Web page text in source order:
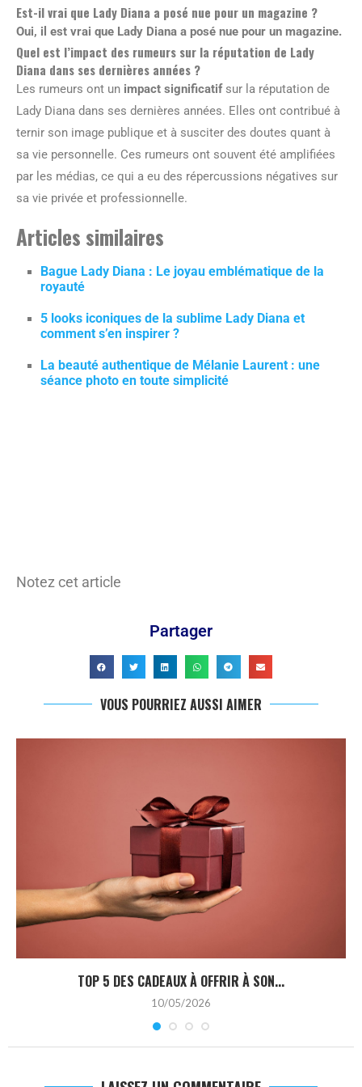
Est-il vrai que Lady Diana a posé nue pour un magazine ?
Oui, il est vrai que Lady Diana a posé nue pour un magazine.
Quel est l’impact des rumeurs sur la réputation de Lady
Diana dans ses dernières années ?
Les rumeurs ont un impact significatifsur la réputation de
Lady Diana dans ses dernières années. Elles ont contribué à
ternir son image publique et à susciter des doutes quant à
sa vie personnelle. Ces rumeurs ont souvent été amplifiées
par les médias, ce qui a eu des répercussions négatives sur
sa vie privée et professionnelle.
Articles similaires
Bague Lady Diana : Le joyau emblématique de la
royauté
5 looks iconiques de la sublime Lady Diana et
comment s’en inspirer ?
La beauté authentique de Mélanie Laurent : une
séance photo en toute simplicité
Notez cet article
Partager
VOUS POURRIEZ AUSSI AIMER
TOP 5 DES CADEAUX À OFFRIR À SON...
10/05/2026